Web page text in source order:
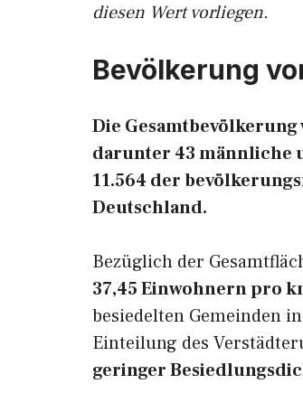
diesen Wert vorliegen.
Bevölkerung
Die Gesamtbevölkerung
darunter 43 männliche
11.564 der
Deutschland.
Bezüglich der
37,45 Einwohnern pro
besiedelten Gemeinden
Einteilung des
geringer